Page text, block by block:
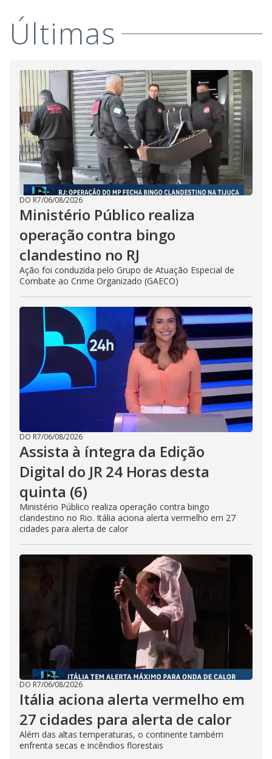
Últimas
DO R7/06/08/2026
Ministério Público realiza
operação contra bingo
clandestino no RJ
Ação foi conduzida pelo Grupo de Atuação Especial de
Combate ao Crime Organizado (GAECO)
DO R7/06/08/2026
Assista à íntegra da Edição
Digital do JR 24 Horas desta
quinta (6)
Ministério Público realiza operação contra bingo
clandestino no Rio. Itália aciona alerta vermelho em 27
cidades para alerta de calor
DO R7/06/08/2026
Itália aciona alerta vermelho em
27 cidades para alerta de calor
Além das altas temperaturas, o continente também
enfrenta secas e incêndios florestais